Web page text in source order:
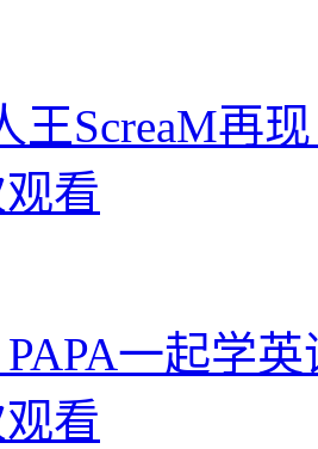
王ScreaM再
看
PAPA一起学
看